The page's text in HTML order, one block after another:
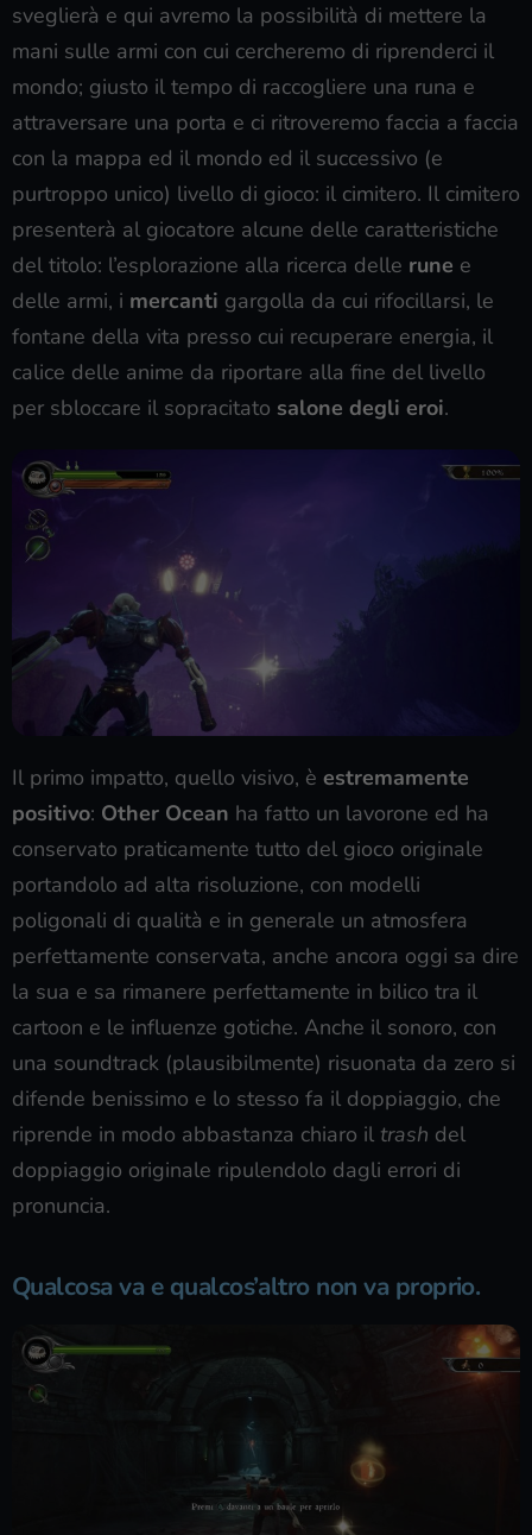
sveglierà e qui avremo la possibilità di mettere la
mani sulle armi con cui cercheremo di riprenderci il
mondo; giusto il tempo di raccogliere una runa e
attraversare una porta e ci ritroveremo faccia a faccia
con la mappa ed il mondo ed il successivo (e
purtroppo unico) livello di gioco: il cimitero. Il cimitero
presenterà al giocatore alcune delle caratteristiche
del titolo: l’esplorazione alla ricerca delle rune e
delle armi, i mercanti gargolla da cui rifocillarsi, le
fontane della vita presso cui recuperare energia, il
calice delle anime da riportare alla fine del livello
per sbloccare il sopracitato salone degli eroi.
Il primo impatto, quello visivo, è estremamente
positivo: Other Ocean ha fatto un lavorone ed ha
conservato praticamente tutto del gioco originale
portandolo ad alta risoluzione, con modelli
poligonali di qualità e in generale un atmosfera
perfettamente conservata, anche ancora oggi sa dire
la sua e sa rimanere perfettamente in bilico tra il
cartoon e le influenze gotiche. Anche il sonoro, con
una soundtrack (plausibilmente) risuonata da zero si
difende benissimo e lo stesso fa il doppiaggio, che
riprende in modo abbastanza chiaro il trash del
doppiaggio originale ripulendolo dagli errori di
pronuncia.
Qualcosa va e qualcos’altro non va proprio.